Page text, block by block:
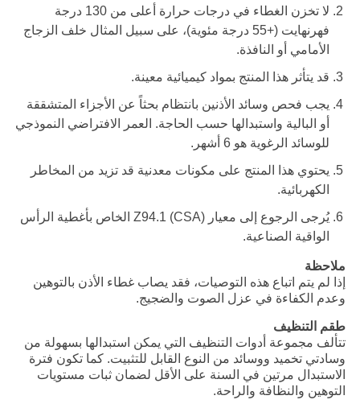
لا تخزن الغطاء في درجات حرارة أعلى من 130 درجة
فهرنهايت (+55 درجة مئوية)، على سبيل المثال خلف الزجاج
الأمامي أو النافذة.
قد يتأثر هذا المنتج بمواد كيميائية معينة.
يجب فحص وسائد الأذنين بانتظام بحثاً عن الأجزاء المتشققة
أو البالية واستبدالها حسب الحاجة. العمر الافتراضي النموذجي
للوسائد الرغوية هو 6 أشهر.
يحتوي هذا المنتج على مكونات معدنية قد تزيد من المخاطر
الكهربائية.
يُرجى الرجوع إلى معيار (CSA) Z94.1 الخاص بأغطية الرأس
الواقية الصناعية.
ملاحظة
إذا لم يتم اتباع هذه التوصيات، فقد يصاب غطاء الأذن بالتوهين
وعدم الكفاءة في عزل الصوت والضجيج.
طقم التنظيف
تتألف مجموعة أدوات التنظيف التي يمكن استبدالها بسهولة من
وسادتي تخميد ووسائد من النوع القابل للتثبيت. كما تكون فترة
الاستبدال مرتين في السنة على الأقل لضمان ثبات مستويات
التوهين والنظافة والراحة.